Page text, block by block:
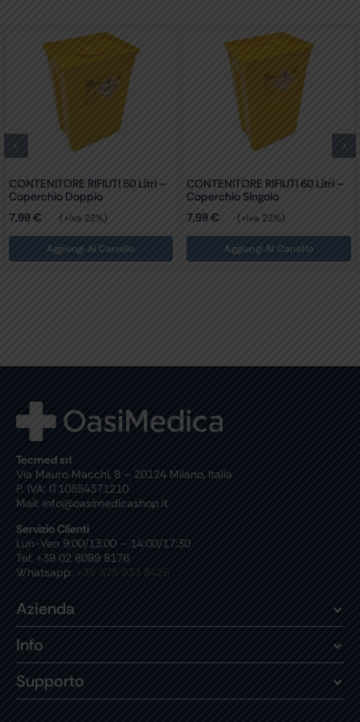
CONTENITORE RIFIUTI 50 Litri –
Coperchio Doppio
7,99€ (+iva 22%)
Aggiungi Al Carrello
CONTENITORE RIFIUTI 60 Litri –
Coperchio Singolo
7,99€ (+iva 22%)
Aggiungi Al Carrello
Tecmed srl
Via Mauro Macchi, 8 – 20124 Milano, Italia
P. IVA: IT10554371210
Mail: info@oasimedicashop.it
Servizio Clienti
Lun-Ven 9:00/13:00 – 14:00/17:30
Tel: +39 02 8089 8176
Whatsapp: +39 375 933 8426
Azienda
Info
Supporto